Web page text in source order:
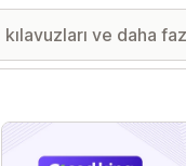
Öne çıkan görsel galerisi